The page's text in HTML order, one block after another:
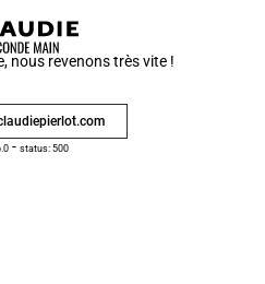
nous revenons très vite !
- status: 500